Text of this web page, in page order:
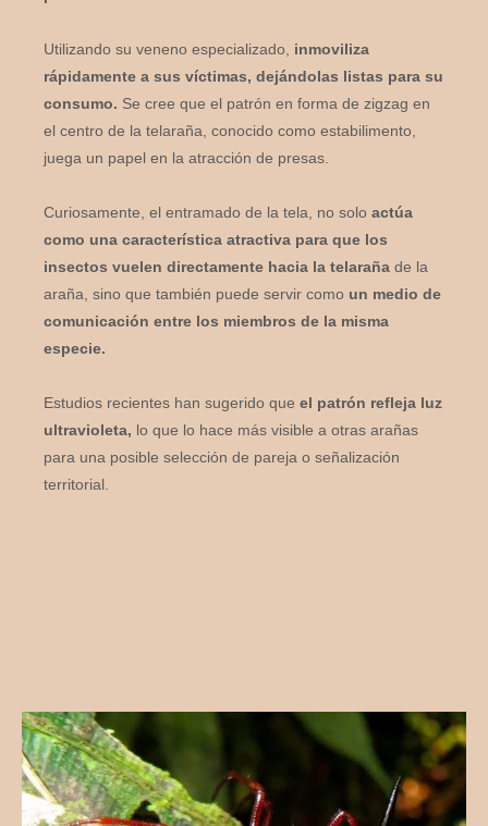
Utilizando su veneno especializado, inmoviliza
rápidamente a sus víctimas, dejándolas listas para su
consumo. Se cree que el patrón en forma de zigzag en
el centro de la telaraña, conocido como estabilimento,
juega un papel en la atracción de presas.
Curiosamente, el entramado de la tela, no solo actúa
como una característica atractiva para que los
insectos vuelen directamente hacia la telaraña de la
araña, sino que también puede servir como un medio de
comunicación entre los miembros de la misma
especie.
Estudios recientes han sugerido que el patrón refleja luz
ultravioleta, lo que lo hace más visible a otras arañas
para una posible selección de pareja o señalización
territorial.